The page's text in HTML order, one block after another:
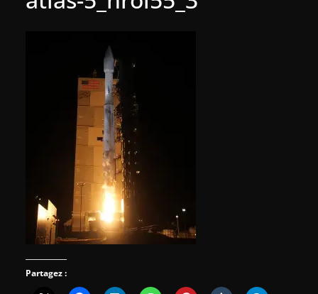
Partagez :